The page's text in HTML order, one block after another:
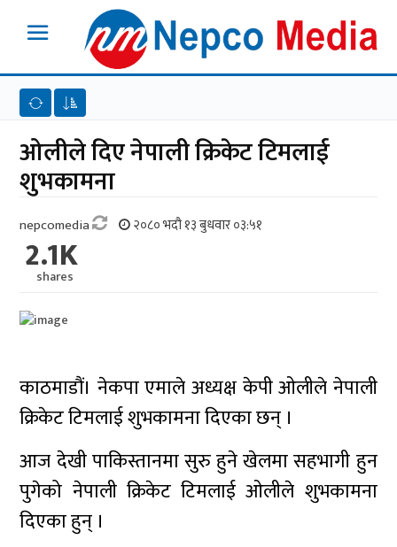
ओलीले दिए नेपाली क्रिकेट टिमलाई
शुभकामना
nepcomedia २०८० भदौ १३ बुधवार ०३:५१
2.1K
shares
काठमाडौं। नेकपा एमाले अध्यक्ष केपी ओलीले नेपाली
क्रिकेट टिमलाई शुभकामना दिएका छन् ।
आज देखी पाकिस्तानमा सुरु हुने खेलमा सहभागी हुन
पुगेको नेपाली क्रिकेट टिमलाई ओलीले शुभकामना
दिएका हुन् ।